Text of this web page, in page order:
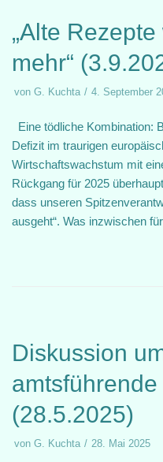
„Alte
mehr“
von G. Kuchta 4. September
Eine tödliche Kombination:
Defizit im traurigen
Wirtschaftswachstum mit
Rückgang für 2025
dass unseren
ausgeht“. Was inzwischen
Diskussion
(28.5.2025)
von G. Kuchta 28. Mai 2025